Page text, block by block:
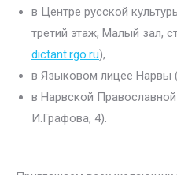
в Центре русской
третий этаж, Малый зал,
dictant.rgo.ru),
в Языковом лицее Нарвы
в Нарвской Православной
И.Графова, 4).